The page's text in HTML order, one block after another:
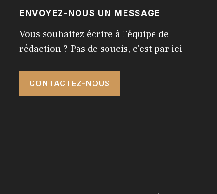
ENVOYEZ-NOUS UN MESSAGE
Vous souhaitez écrire à l'équipe de
rédaction ? Pas de soucis, c'est par ici !
CONTACTEZ-NOUS